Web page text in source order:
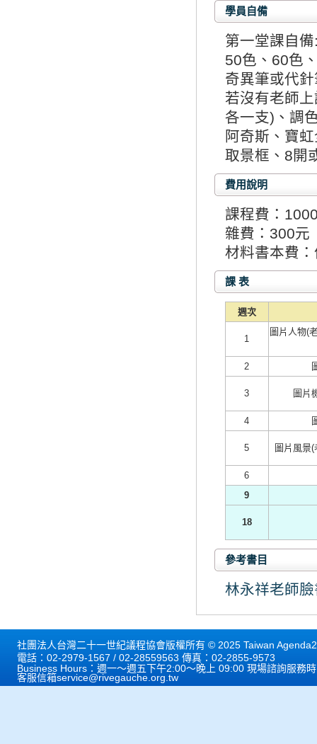
學員自備
第一堂課自
50色、60色
奇異筆或代
若沒有老師
各一支)、調
阿奇斯、寶
取景框、8開
費用說明
課程費：
雜費：300元
材料書本費
課 表
週次
1
圖片人物(
2
3 圖片
4
5 圖片風景
6
9
18
參考書目
林永祥老師
社團法人台灣二十一世紀議程協會版權所有 © 2025 Taiwan
電話：02-2979-1567 / 02-28559563 傳真：02-2855-9573
Business Hours：週一～週五下午2:00～晚上 09:00 現場諮詢服務
客服信箱service@rivegauche.org.tw